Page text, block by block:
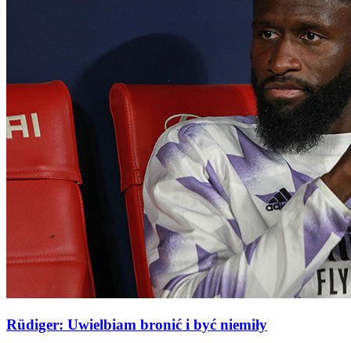
Rüdiger: Uwielbiam bronić i być niemiły